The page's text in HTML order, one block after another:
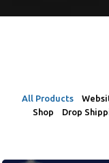
All Products
Shop
Drop